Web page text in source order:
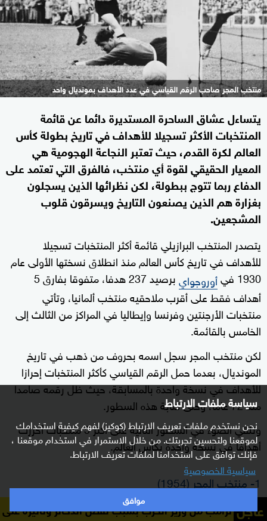
سياسة ملفات الارتباط
نحن نستخدم ملفات تعريف الارتباط (كوكيز) لفهم كيفية استخدامك
لموقعنا ولتحسين تجربتك. من خلال الاستمرار في استخدام موقعنا ،
فإنك توافق على استخدامنا لملفات تعريف الارتباط.
سياسية الخصوصية
موافق
منتخب المجر صاحب الرقم القياسي في عدد الأهداف بمونديال واحد
يتساءل عشاق الساحرة المستديرة دائما عن قائمة
المنتخبات الأكثر تسجيلا للأهداف في تاريخ بطولة كأس
العالم لكرة القدم، حيث تعتبر النجاعة الهجومية هي
المعيار الحقيقي لقوة أي منتخب، فالفرق التي تعتمد على
الدفاع ربما تتوج ببطولة، لكن نظرائها الذين يسجلون
بغزارة هم الذين يصنعون التاريخ ويسرقون قلوب
المشجعين.
يتصدر المنتخب البرازيلي قائمة أكثر المنتخبات تسجيلا
للأهداف في تاريخ كأس العالم منذ انطلاق نسختها الأولى عام
1930 في
أوروجواي
برصيد 237 هدفا، متفوقا بفارق 5
أهداف فقط على أقرب ملاحقيه منتخب ألمانيا، وتأتي
منتخبات الأرجنتين وفرنسا وإيطاليا في المراكز من الثالث إلى
الخامس بالقائمة.
لكن منتخب المجر سجل اسمه بحروف من ذهب في تاريخ
المونديال، بعدما حمل الرقم القياسي كأكثر المنتخبات إحرازا
للأهداف في نسخة واحدة بالمسابقة، حيث ظل رقمه صامدا
منذ 72 عاما، وحتى كتابة هذه السطور.
ونلقي الضوء في السطور التالية على أكثر 5 منتخبات أحرزت
أهدافا في نسخة واحدة بكأس العالم.
1- منتخب المجر (1954)
أحرز منتخب المجر ، الذي لا يزال يبحث عن تتويجه الأول بكأس
عاجلالحرب بسبب نقص الذخائر وتأثيره على الخيارات